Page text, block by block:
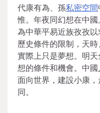
代康有為、孫私密空間
惟。年夜同幻想在中
為中華平易近族孜孜
歷史條件的限制，天
實際上只是夢想。明
想的條件和機會。中
面向世界，建設小康
同